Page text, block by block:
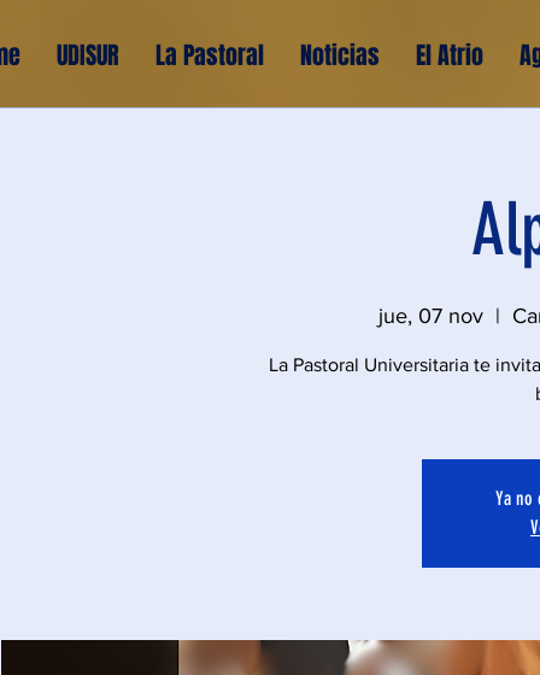
UDISUR La Pastoral Noticias El Atrio
jue, 07 nov
  |
La Pastoral Universitaria te
Ya no